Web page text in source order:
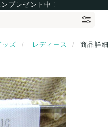
プレゼント中！
ッズ レディース 商品詳細